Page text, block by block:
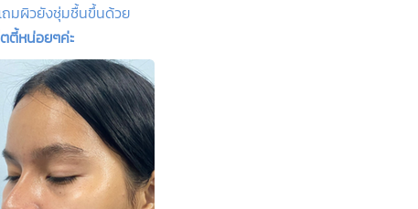
ถมผิวยังชุ่มชื้นขึ้นด้วย
ตี้หน่อยๆค่ะ